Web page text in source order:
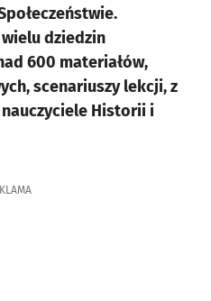
dziedzin
600 materiałów,
scenariuszy lekcji, z
Historii i